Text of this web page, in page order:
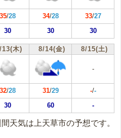
35/28 34/28 33/27
30 30 30
13(木) 8/14(金) 8/15(土)
-
32/28 31/29 -/-
30 60 -
天気は上天草市の予想です。